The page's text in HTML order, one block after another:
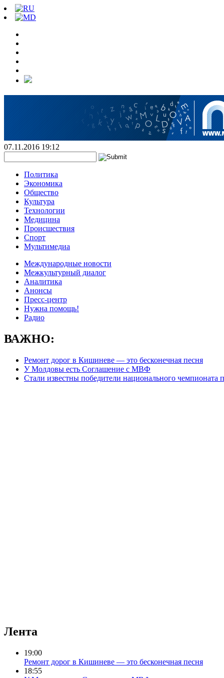
07.11.2016 19:12
Политика
Экономика
Общество
Культура
Технологии
Медицина
Происшествия
Спорт
Мультимедиа
Международные новости
Межкультурный диалог
Аналитика
Анонсы
Пресс-центр
Нужна помощь!
Радио
ВАЖНО:
Ремонт дорог в Кишиневе — это бесконечная песня
У Молдовы есть Соглашение с МВФ
Стали известны победители национального чемпионата
Лента
19:00
Ремонт дорог в Кишиневе — это бесконечная песня
18:55